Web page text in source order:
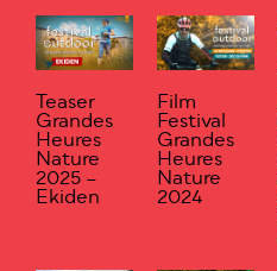
Teaser
Grandes
Heures
Nature
2025 –
Ekiden
Film
Festival
Grandes
Heures
Nature
2024